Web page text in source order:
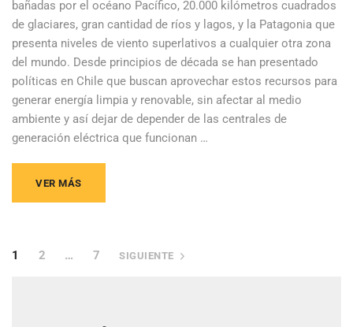
bañadas por el océano Pacífico, 20.000 kilómetros cuadrados
de glaciares, gran cantidad de ríos y lagos, y la Patagonia que
presenta niveles de viento superlativos a cualquier otra zona
del mundo. Desde principios de década se han presentado
políticas en Chile que buscan aprovechar estos recursos para
generar energía limpia y renovable, sin afectar al medio
ambiente y así dejar de depender de las centrales de
generación eléctrica que funcionan …
VER MÁS
1 2 … 7 SIGUIENTE